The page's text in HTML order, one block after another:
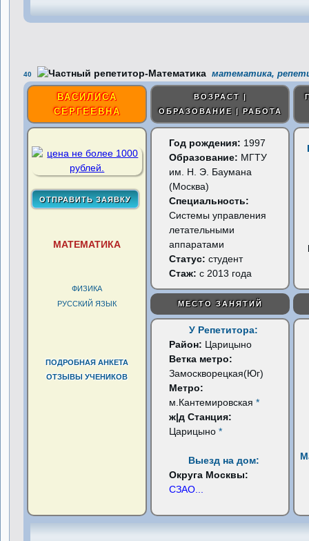
40 математика,
ВАСИЛИСА
СЕРГЕЕВНА
ВОЗРАСТ |
ОБРАЗОВАНИЕ | РАБОТА
МАТЕМАТИКА
ФИЗИКА
РУССКИЙ ЯЗЫК
ПОДРОБНАЯ АНКЕТА
ОТЗЫВЫ УЧЕНИКОВ
Год рождения: 1997
Образование: МГТУ
им. Н. Э. Баумана
(Москва)
Специальность:
Системы управления
летательными
аппаратами
Статус:студент
Стаж: с 2013 года
МЕСТО ЗАНЯТИЙ
У Репетитора:
Район: Царицыно
Ветка метро:
Замоскворецкая(Юг)
Метро:
м.Кантемировская*
ж|д Станция:
Царицыно*
Выезд на дом:
Округа Москвы:
СЗАО